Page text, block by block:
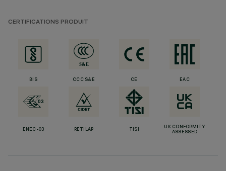
CERTIFICATIONS PRODUIT
BIS CCC S&E CE EAC
ENEC-03 RETILAP TISI
UK CONFORMITY
ASSESSED